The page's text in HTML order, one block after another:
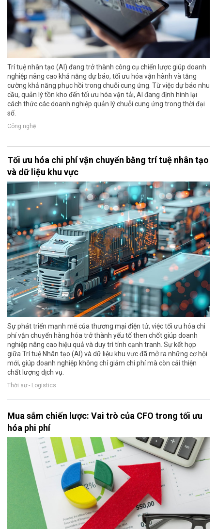
Trí tuệ nhân tạo (AI) đang trở thành công cụ chiến lược giúp doanh
nghiệp nâng cao khả năng dự báo, tối ưu hóa vận hành và tăng
cường khả năng phục hồi trong chuỗi cung ứng. Từ việc dự báo nhu
cầu, quản lý tồn kho đến tối ưu hóa vận tải, AI đang định hình lại
cách thức các doanh nghiệp quản lý chuỗi cung ứng trong thời đại
số.
Công nghệ
Tối ưu hóa chi phí vận chuyển bằng trí tuệ nhân tạo
và dữ liệu khu vực
Sự phát triển mạnh mẽ của thương mại điện tử, việc tối ưu hóa chi
phí vận chuyển hàng hóa trở thành yếu tố then chốt giúp doanh
nghiệp nâng cao hiệu quả và duy trì tính cạnh tranh. Sự kết hợp
giữa Trí tuệ Nhân tạo (AI) và dữ liệu khu vực đã mở ra những cơ hội
mới, giúp doanh nghiệp không chỉ giảm chi phí mà còn cải thiện
chất lượng dịch vụ.
Thời sự - Logistics
Mua sắm chiến lược: Vai trò của CFO trong tối ưu
hóa phi phí